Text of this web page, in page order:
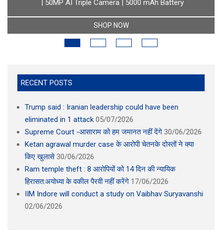
eliminated in 1 attack 05/07/2026
Supreme Court -आसाराम को हम जमानत नहीं देंगे
Ketan agrawal murder case के आरोपी चेतनके दोस्तों ने क्या
किए खुलासे 30/06/2026
Ram temple theft : 8 आरोपियों को 14 दिन की न्यायिक
हिरासत:अयोध्या के वकील पैरवी नहीं करेंगे 17/06/2026
IIM Indore will conduct a study on Vaibhav Suryavanshi
02/06/2026